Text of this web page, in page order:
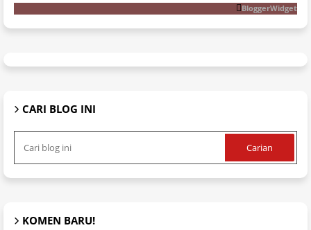
BloggerWidget
CARI BLOG INI
KOMEN BARU!